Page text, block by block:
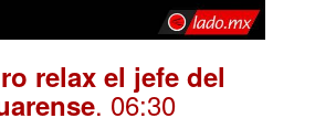
relax el jefe del
. 06:30